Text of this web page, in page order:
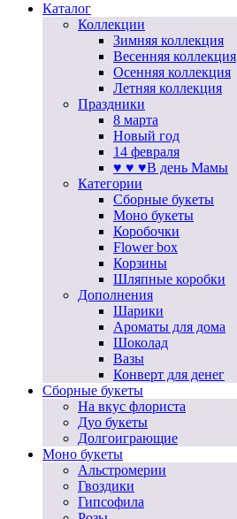
Каталог
Коллекции
Зимняя коллекция
Весенняя коллекция
Осенняя коллекция
Летняя коллекция
Праздники
8 марта
Новый год
14 февраля
♥ ♥ ♥В день Мамы
Категории
Сборные букеты
Моно букеты
Коробочки
Flower box
Корзины
Шляпные коробки
Дополнения
Шарики
Ароматы для дома
Шоколад
Вазы
Конверт для денег
Сборные букеты
На вкус флориста
Дуо букеты
Долгоиграющие
Моно букеты
Альстромерии
Гвоздики
Гипсофила